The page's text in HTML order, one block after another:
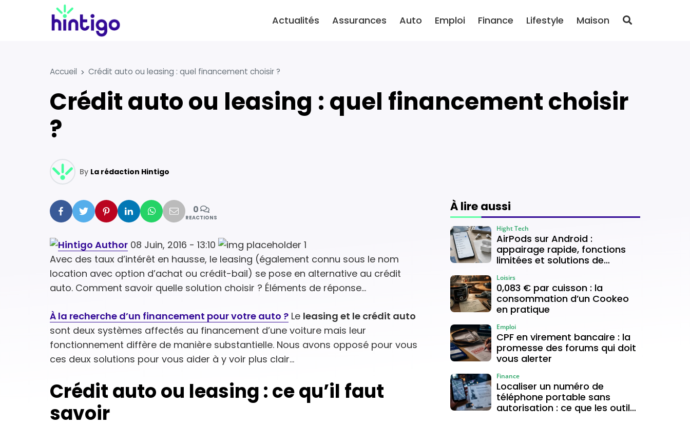
Actualités Assurances Auto Emploi Finance Lifestyle Maison
Accueil Crédit auto ou leasing : quel financement choisir ?
Crédit auto ou leasing : quel financement choisir
?
By La rédaction Hintigo
Facebook
Twitter PinterestLinkedinWhatsapp
Mail0
REACTIONS
08 Juin, 2016 - 13:10
Avec des taux d’intérêt en hausse, le leasing (également connu sous le nom
location avec option d’achat ou crédit-bail) se pose en alternative au crédit
auto. Comment savoir quelle solution choisir ? Éléments de réponse…
À la recherche d’un financement pour votre auto ? Le leasing et le crédit auto
sont deux systèmes affectés au financement d’une voiture mais leur
fonctionnement diffère de manière substantielle. Nous avons opposé pour vous
ces deux solutions pour vous aider à y voir plus clair…
Crédit auto ou leasing : ce qu’il faut
savoir
À lire aussi
AirPods sur Android :
appairage rapide, fonctions
limitées et solutions de
Hight Tech
0,083 € par cuisson : la
consommation d’un Cookeo
en pratique
Loisirs
CPF en virement bancaire : la
promesse des forums qui doit
vous alerter
Emploi
Localiser un numéro de
téléphone portable sans
autorisation : ce que les outils
Finance